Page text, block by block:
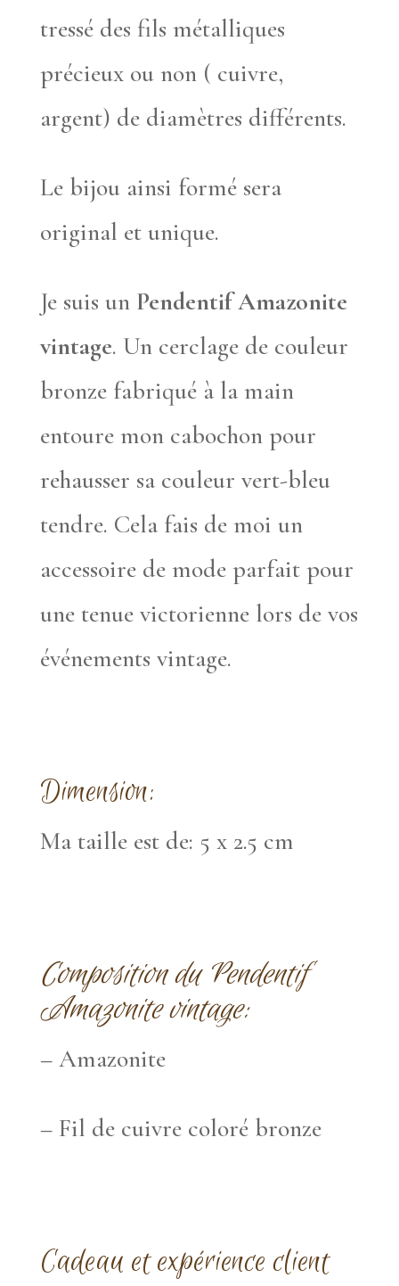
tressé des fils métalliques
précieux ou non ( cuivre,
argent) de diamètres différents.
Le bijou ainsi formé sera
original et unique.
Je suis un Pendentif Amazonite
vintage. Un cerclage de couleur
bronze fabriqué à la main
entoure mon cabochon pour
rehausser sa couleur vert-bleu
tendre. Cela fais de moi un
accessoire de mode parfait pour
une tenue victorienne lors de vos
événements vintage.
Dimension:
Ma taille est de: 5 x 2.5 cm
Composition du Pendentif
Amazonite vintage:
– Amazonite
– Fil de cuivre coloré bronze
Cadeau et expérience client